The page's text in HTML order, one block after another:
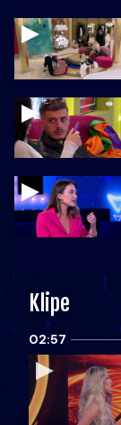
Klipe
02:57